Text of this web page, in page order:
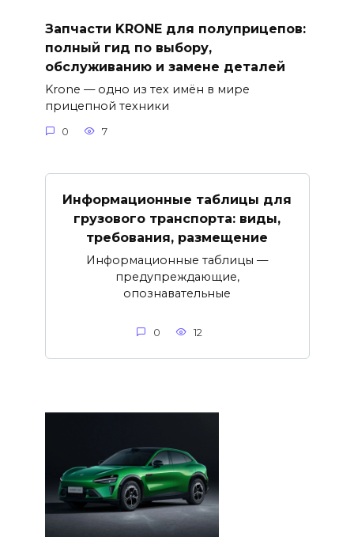
Запчасти KRONE для полуприцепов:
полный гид по выбору,
обслуживанию и замене деталей
Krone — одно из тех имён в мире
прицепной техники
0 7
Информационные таблицы для
грузового транспорта: виды,
требования, размещение
Информационные таблицы —
предупреждающие,
опознавательные
0 12